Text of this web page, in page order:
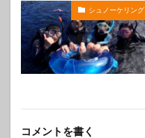
シュノーケリング
コメントを書く